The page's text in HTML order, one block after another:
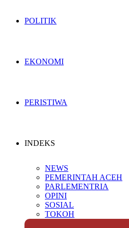
POLITIK
EKONOMI
PERISTIWA
INDEKS
NEWS
PEMERINTAH ACEH
PARLEMENTRIA
OPINI
SOSIAL
TOKOH